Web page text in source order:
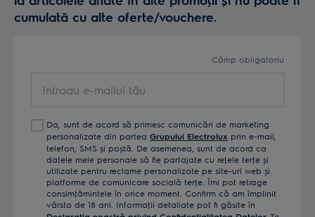
cumulată cu alte oferte/vouchere.
Câmp obligatoriu
tău Da, sunt de acord să primesc comunicări de marketing
personalizate din partea Grupului Electrolux prin e-mail,
telefon, SMS și poștă. De asemenea, sunt de acord ca
datele mele personale să fie partajate cu reţele terţe și
utilizate pentru reclame personalizate pe site-uri web și
platforme de comunicare socială terţe. Îmi pot retrage
consimţămintele în orice moment. Confirm că am împlinit
vârsta de 18 ani. Informaţii detaliate pot fi găsite în